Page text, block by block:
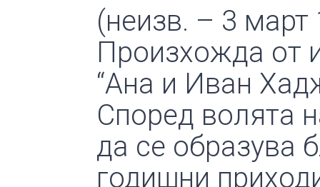
(неизв. – 3
Произхожда от
“Ана и Иван
Според волята
да се образува
годишни